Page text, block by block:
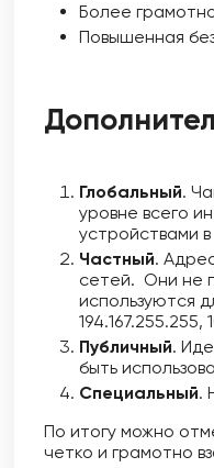
Более
Повышенная
Глобальный.
уровне всего
устройствами
Частный.
сетей. Они не
используются
Публичный.
быть
Специальный.
По итогу можно
четко и грамотно